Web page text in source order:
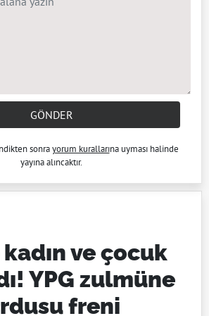
GÖNDER
sonrayorum kurallarına uyması halinde
yayına alıncaktır.
ve çocuk
YPG zulmüne
freni